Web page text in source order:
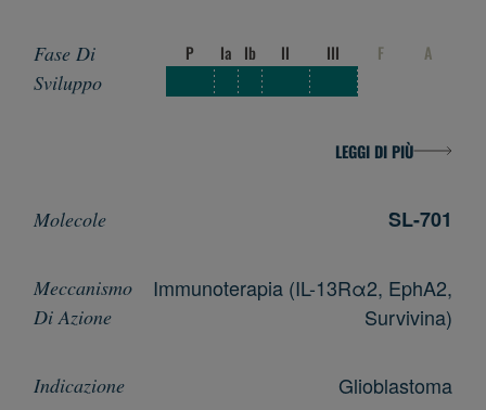
P Ia Ib II III F A
LEGGI DI PIÙ
SL-701
Immunoterapia (IL-13Rα2, EphA2,
Survivina)
Glioblastoma